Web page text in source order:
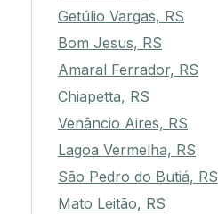
Getúlio Vargas, RS
Bom Jesus, RS
Amaral Ferrador, RS
Chiapetta, RS
Venâncio Aires, RS
Lagoa Vermelha, RS
São Pedro do Butiá, RS
Mato Leitão, RS